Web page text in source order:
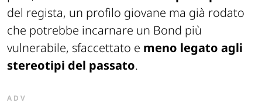
del regista, un profilo giovane ma già rodato
che potrebbe incarnare un Bond più
vulnerabile, sfaccettato e meno legato agli
stereotipi del passato.
ADV